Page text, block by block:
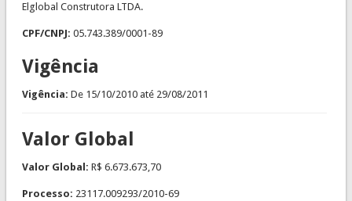
Elglobal Construtora LTDA.
CPF/CNPJ: 05.743.389/0001-89
Vigência
Vigência: De 15/10/2010até 29/08/2011
Valor Global
Valor Global: R$ 6.673.673,70
Processo: 23117.009293/2010-69